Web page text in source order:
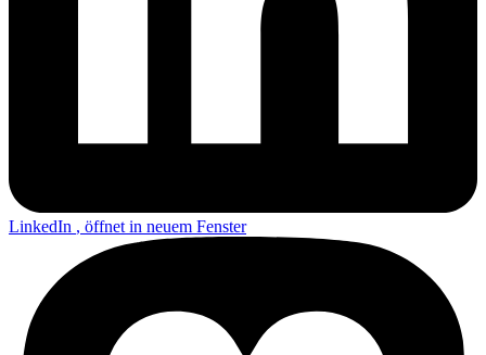
LinkedIn , öffnet in neuem Fenster